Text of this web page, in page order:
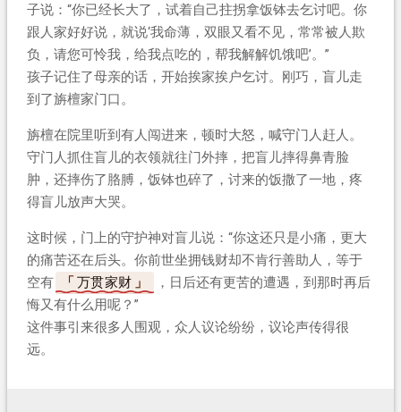
子说：“你已经长大了，试着自己拄拐拿饭钵去乞讨吧。你
跟人家好好说，就说‘我命薄，双眼又看不见，常常被人欺
负，请您可怜我，给我点吃的，帮我解解饥饿吧’。”
孩子记住了母亲的话，开始挨家挨户乞讨。刚巧，盲儿走
到了旃檀家门口。
旃檀在院里听到有人闯进来，顿时大怒，喊守门人赶人。
守门人抓住盲儿的衣领就往门外摔，把盲儿摔得鼻青脸
肿，还摔伤了胳膊，饭钵也碎了，讨来的饭撒了一地，疼
得盲儿放声大哭。
这时候，门上的守护神对盲儿说：“你这还只是小痛，更大
的痛苦还在后头。你前世坐拥钱财却不肯行善助人，等于
空有
万贯家财
，日后还有更苦的遭遇，到那时再后
悔又有什么用呢？”
这件事引来很多人围观，众人议论纷纷，议论声传得很
远。